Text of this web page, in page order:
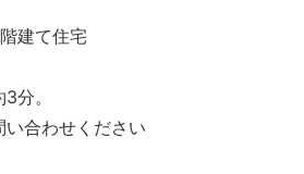
建て住宅
分。
合わせください